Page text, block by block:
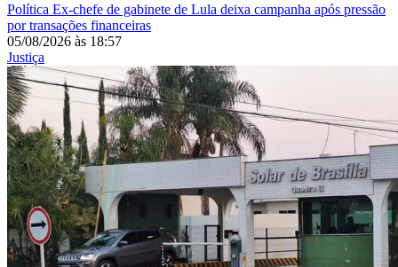
Política Ex-chefe de gabinete de Lula deixa campanha após pressão
por transações financeiras
05/08/2026 às 18:57
Justiça